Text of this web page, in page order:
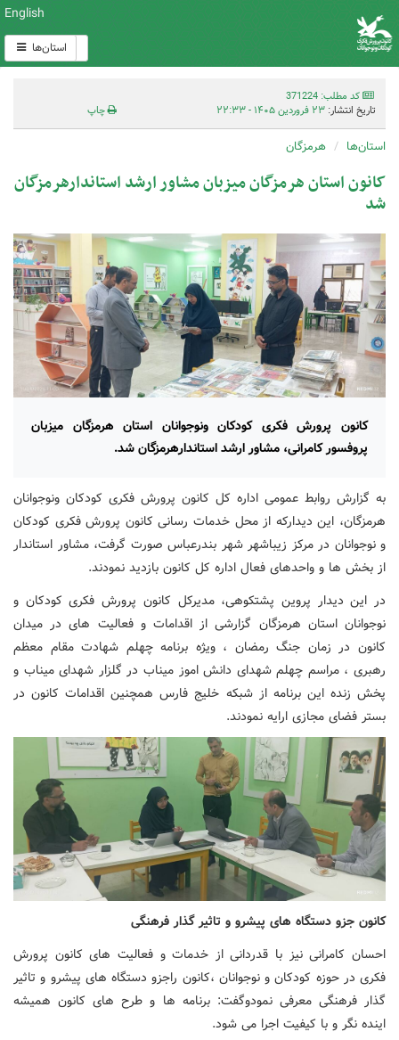
English
استان‌ها
کد مطلب: 371224
تاریخ انتشار: ۲۳ فروردین ۱۴۰۵ - ۲۲:۳۳ چاپ
استان‌ها هرمزگان
کانون استان هرمزگان میزبان مشاور ارشد استاندارهرمزگان
شد
کانون پرورش فکری کودکان ونوجوانان استان هرمزگان میزبان
پروفسور کامرانی، مشاور ارشد استاندارهرمزگان شد.
به گزارش روابط عمومی اداره کل کانون پرورش فکری کودکان ونوجوانان
هرمزگان، این دیدارکه از محل خدمات رسانی کانون پرورش فکری کودکان
و نوجوانان در مرکز زیباشهر شهر بندرعباس صورت گرفت، مشاور استاندار
از بخش ها و واحدهای فعال اداره کل کانون بازدید نمودند.
‌در این دیدار پروین پشتکوهی، مدیرکل کانون پرورش فکری کودکان و
نوجوانان استان هرمزگان گزارشی از اقدامات و فعالیت های در میدان
کانون ‌در زمان جنگ رمضان ، ویژه برنامه چهلم شهادت مقام معظم
رهبری ، مراسم چهلم شهدای دانش اموز میناب در گلزار شهدای میناب و
پخش زنده این برنامه از شبکه خلیج فارس همچنین اقدامات کانون در
بستر فضای مجازی ارایه نمودند.
کانون جزو دستگاه های پیشرو و تاثیر گذار فرهنگی
احسان کامرانی نیز با قدردانی از خدمات و فعالیت های کانون پرورش
فکری در حوزه کودکان و نوجوانان ،کانون راجزو دستگاه های پیشرو و تاثیر
گذار فرهنگی معرفی نمودوگفت: برنامه ها و طرح های کانون همیشه
اینده نگر و با کیفیت اجرا می شود.